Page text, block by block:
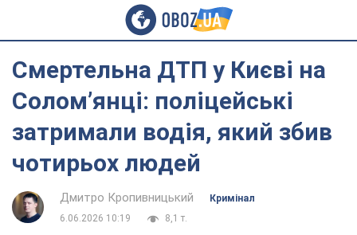
Смертельна ДТП у Києві на
Солом’янці: поліцейські
затримали водія, який збив
чотирьох людей
Дмитро Кропивницький
Кримінал
6.06.2026 10:19
8,1 т.